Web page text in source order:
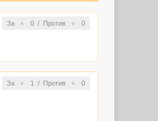
За 0/ Против 0
За 1 / Против 0